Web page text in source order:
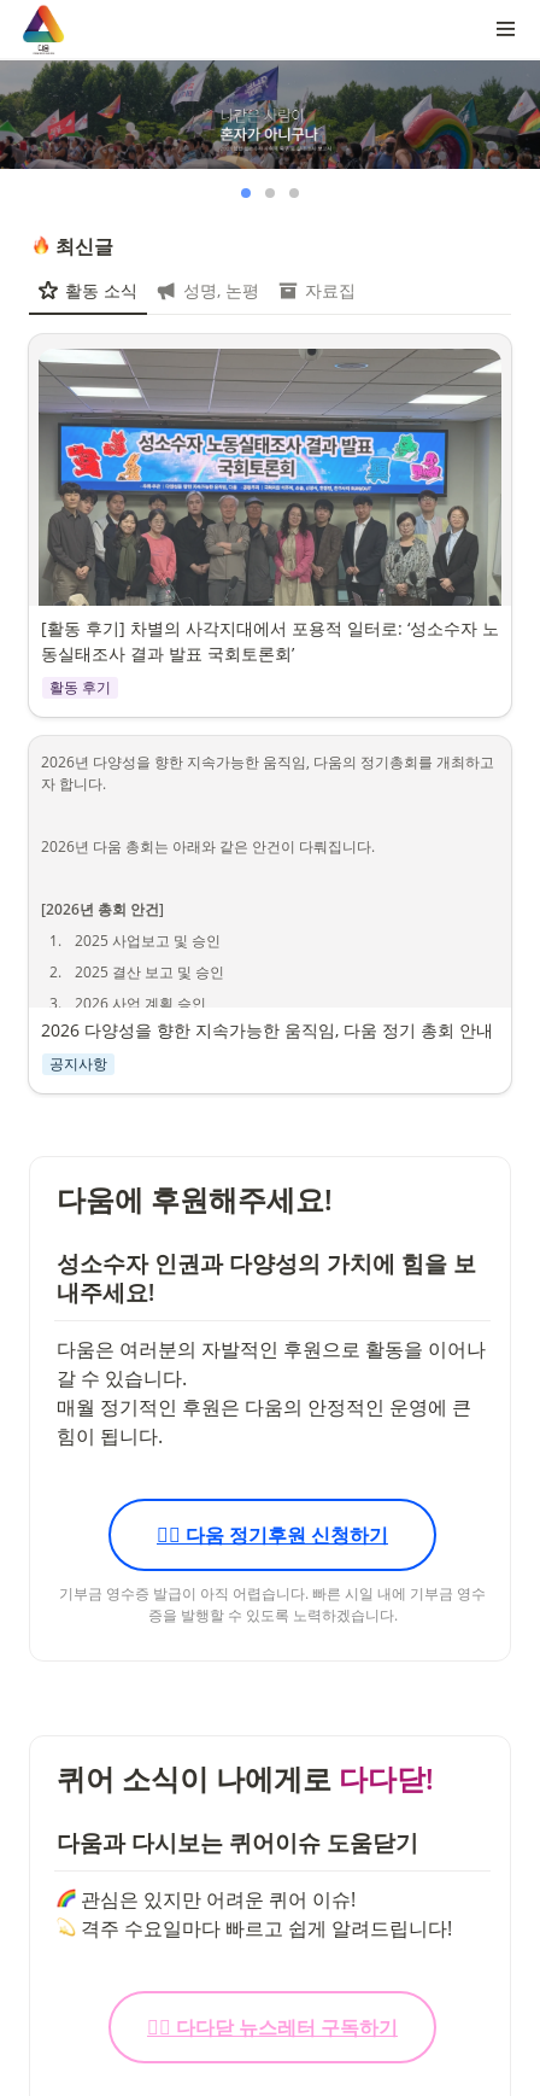
최신글
활동 소식 성명, 논평 자료집
[활동 후기] 차별의 사각지대에서 포용적 일터로: ‘성소수
자 노동실태조사 결과 발표 국회토론회’
•
일시: 2026년 4월 28일(화) 오후 2시
•
주최: 국회의원 이주희, 손솔, 신장식, 한창민 의원실 / 한국게이인권
•
주관: 다양성을 향한 지속가능한 움직임, 다움
지난 화요일, 국회에서 ‘성소수자 노동실태조사 결과 발표 국회토론회
《차별의 사각지대에서 포용적 일터로》’가 개최
이주희, 손솔, 신장식, 한창민 의원실과 한국게이인권운동단체 친구사이
RUN/OUT 이 공동주최하고, 저희 ‘다움’이 주관한 뜻깊은 시간이었습니
이날 우리는 한국 사회의 일터가 성소수자 노동자를 어떻게 ‘보이지 않게’
만들어 왔는지를 2,639명의 목소리로 진단하고, 그 사각지대를 어떻게
메울 수 있을지 함께 고민했습니다. 그 묵직했던 현장의 이야기를 전합니
[활동 후기] 차별의 사각지대에서 포용적 일터로: ‘성소수자 노
동실태조사 결과 발표 국회토론회’
활동 후기
2026년 다양성을 향한 지속가능한 움직임, 다움의 정기총회를 개최하고
자 합니다.
2026년 다움 총회는 아래와 같은 안건이 다뤄집니다.
[2026년 총회 안건]
1.
2025 사업보고 및 승인
2.
2025 결산 보고 및 승인
3.
2026 사업 계획 승인
4. 2026 사업 예산 승인
구체적인 안건 내용은 참가자에 한아여 공유될 예정입니다.
장소 : 한국성소수자인권단체연합 무지개행동 사무실 / 서울시 마포
구 마포대로14길 31-9 경춘빌딩 2층 (공덕동)
2026 다양성을 향한 지속가능한 움직임, 다움 정기 총회 안내
공지사항
다움에 후원해주세요!
성소수자 인권과 다양성의 가치에 힘을 보
내주세요!
다움은 여러분의 자발적인 후원으로 활동을 이어나
갈 수 있습니다.
매월 정기적인 후원은 다움의 안정적인 운영에 큰
힘이 됩니다.
🏳️‍🌈 다움 정기후원 신청하기
기부금 영수증 발급이 아직 어렵습니다. 빠른 시일 내에 기부금 영수
증을 발행할 수 있도록 노력하겠습니다.
퀴어 소식이 나에게로 다다닫!
다움과 다시보는 퀴어이슈 도움닫기
격주 수요일마다 빠르고 쉽게 알려드립니다!
🏳️‍🌈 다다닫 뉴스레터 구독하기